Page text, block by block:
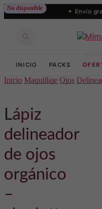
Envío
INICIO PACKS
Inicio Maquillaje Ojos
lápiz
delineador
de ojos
orgánico
–
No disponible